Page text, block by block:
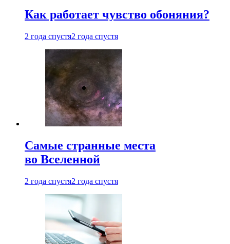
Как работает чувство обоняния?
2 года спустя2 года спустя
Самые странные места
во Вселенной
2 года спустя2 года спустя